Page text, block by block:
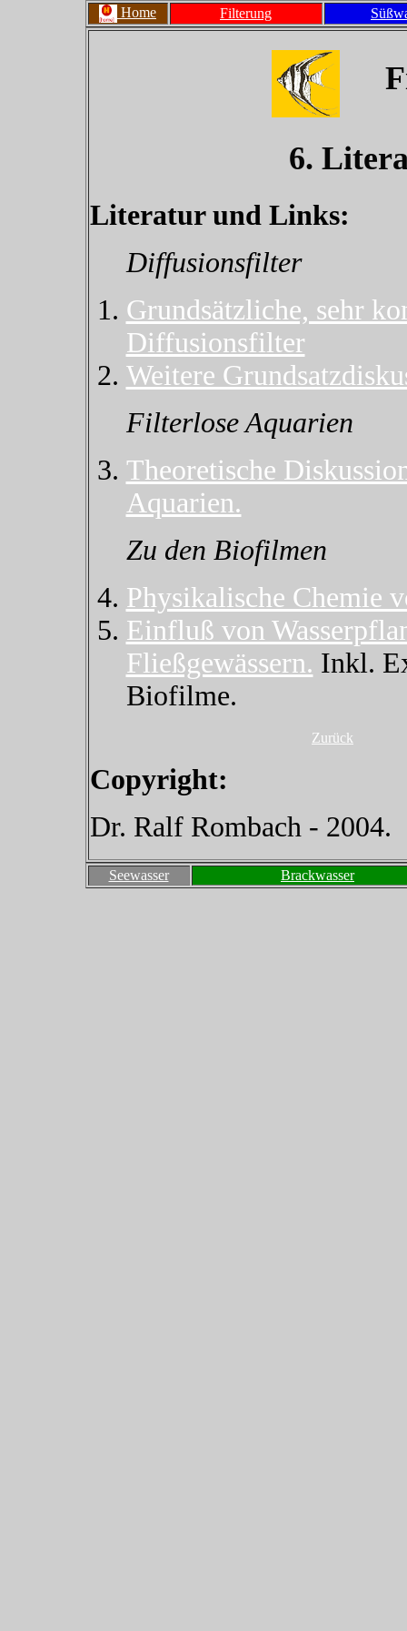
Home Filterung
6.
Literatur und Links:
Diffusionsfilter
Grundsätzliche, sehr
Diffusionsfilter
Weitere
Filterlose Aquarien
Theoretische
Aquarien.
Zu den Biofilmen
Physikalische Chemie
Einfluß von
Fließgewässern. Inkl.
Biofilme.
Zurück
Copyright:
Dr. Ralf Rombach - 2004.
Seewasser Brackwasser